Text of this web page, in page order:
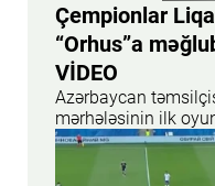
Çempionlar
“Orhus”a
VİDEO
Azərbaycan
mərhələsinin ilk